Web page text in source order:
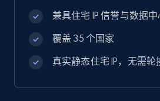
兼具住宅 IP 信誉与数据
覆盖 35 个国家
真实静态住宅 IP，无需轮